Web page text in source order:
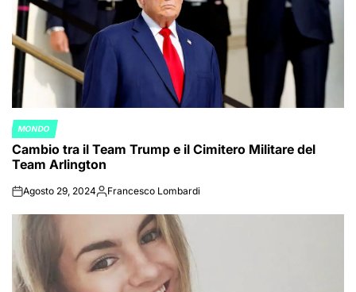
POSTED
IN
MONDO
Cambio tra il Team Trump e il Cimitero Militare del
Team Arlington
onAgosto 29, 2024Posted
Francesco Lombardi